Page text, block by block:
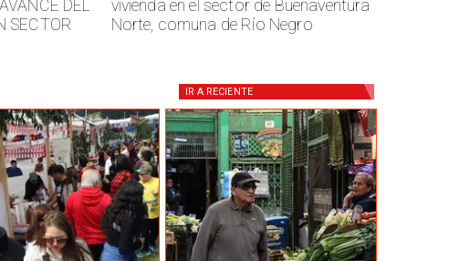
DEL
SECTOR
vivienda en el sector de Buenaventura
Norte, comuna de Río Negro
IR A RECIENTE